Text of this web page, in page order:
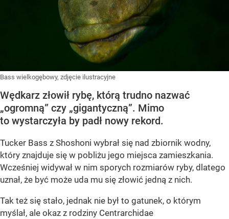
Bass wielkogębowy, zdjęcie ilustracyjne
Wędkarz złowił rybę, którą trudno nazwać
„ogromną” czy „gigantyczną”. Mimo
to wystarczyła by padł nowy rekord.
Tucker Bass z Shoshoni wybrał się nad zbiornik wodny,
który znajduje się w pobliżu jego miejsca zamieszkania.
Wcześniej widywał w nim sporych rozmiarów ryby, dlatego
uznał, że być może uda mu się złowić jedną z nich.
Tak też się stało, jednak nie był to gatunek, o którym
myślał, ale okaz z rodziny Centrarchidae